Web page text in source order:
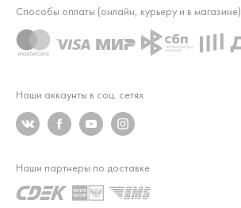
Наши аккаунты в соц. сетях
Способы оплаты (онлайн, курьеру и в магазине)
Наши партнеры по доставке